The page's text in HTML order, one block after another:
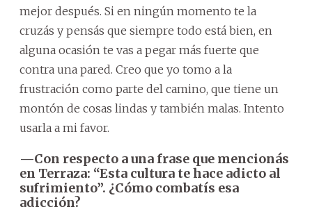
mejor después. Si en ningún momento te la
cruzás y pensás que siempre todo está bien, en
alguna ocasión te vas a pegar más fuerte que
contra una pared. Creo que yo tomo a la
frustración como parte del camino, que tiene un
montón de cosas lindas y también malas. Intento
usarla a mi favor.
—Con respecto a una frase que mencionás
en Terraza: “Esta cultura te hace adicto al
sufrimiento”. ¿Cómo combatís esa
adicción?